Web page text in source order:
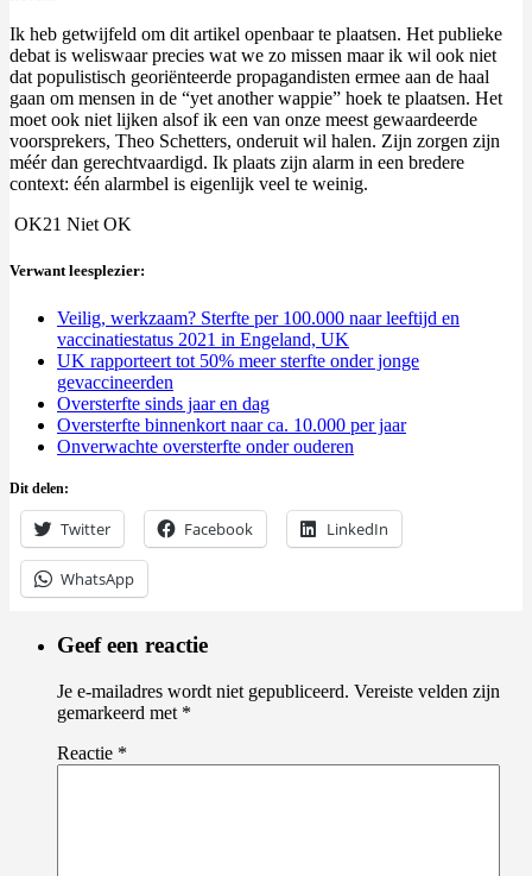
Ik heb getwijfeld om dit artikel openbaar te plaatsen. Het publieke
debat is weliswaar precies wat we zo missen maar ik wil ook niet
dat populistisch georiënteerde propagandisten ermee aan de haal
gaan om mensen in de “yet another wappie” hoek te plaatsen. Het
moet ook niet lijken alsof ik een van onze meest gewaardeerde
voorsprekers, Theo Schetters, onderuit wil halen. Zijn zorgen zijn
méér dan gerechtvaardigd. Ik plaats zijn alarm in een bredere
context: één alarmbel is eigenlijk veel te weinig.
OK21 Niet OK
Verwant leesplezier:
Veilig, werkzaam? Sterfte per 100.000 naar leeftijd en
vaccinatiestatus 2021 in Engeland, UK
UK rapporteert tot 50% meer sterfte onder jonge
gevaccineerden
Oversterfte sinds jaar en dag
Oversterfte binnenkort naar ca. 10.000 per jaar
Onverwachte oversterfte onder ouderen
Dit delen:
Twitter Facebook LinkedIn
WhatsApp
Geef een reactie
Je e-mailadres wordt niet gepubliceerd. Vereiste velden zijn
gemarkeerd met *
Reactie *